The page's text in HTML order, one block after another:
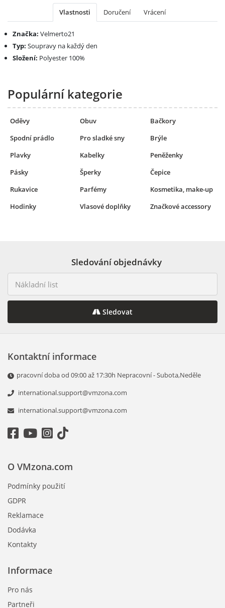
Vlastnosti Doručení Vrácení
Značka: Velmerto21
Typ: Soupravy na každý den
Složení: Polyester 100%
Populární kategorie
Oděvy Obuv
Bačkory
Spodní prádlo
Pro sladké sny
Brýle
Plavky
Kabelky
Peněženky
Pásky
Šperky
Čepice
Rukavice
Parfémy
Kosmetika, make-up
Hodinky
Vlasové doplňky Značkové accessory
Sledování objednávky
Sledovat
Kontaktní informace
pracovní doba od 09:00 až 17:30h Nepracovní - Subota,Neděle
international.support@vmzona.com
international.support@vmzona.com
Informace
Pro nás
Partneři
O VMzona.com
Podmínky použití
GDPR
Reklamace
Dodávka
Kontakty